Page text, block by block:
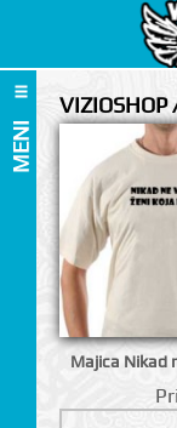
MENI
VIZIOSHOP
Majica Nikad